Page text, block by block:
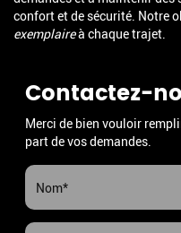
confort et de sécurité. Notre
exemplaireà chaque trajet.
Contactez-
Merci de bien vouloir
part de vos demandes.